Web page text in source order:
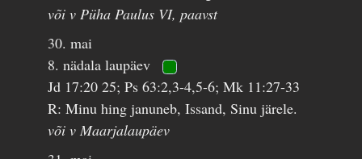
või v Püha Paulus VI, paavst
30. mai
8. nädala laupäev
Jd 17:20 25; Ps 63:2,3-4,5-6; Mk 11:27-33
R: Minu hing januneb, Issand, Sinu järele.
või v Maarjalaupäev